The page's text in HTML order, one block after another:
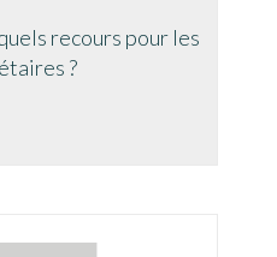
recours pour les
?